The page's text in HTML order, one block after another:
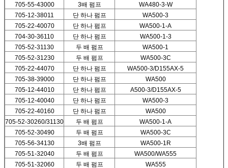
705-55-43000
3배 펌프
WA480-3-W
705-12-38011
단 하나 펌프
WA500-3
705-22-40070
단 하나 펌프
WA500-1-A
704-30-36110
단 하나 펌프
WA500-1-3
705-52-31130
두 배 펌프
WA500-1
705-52-31230
두 배 펌프
WA500-3C
705-22-44070
단 하나 펌프
WA500-3/D155AX-5
705-38-39000
단 하나 펌프
WA500
705-12-44010
단 하나 펌프
A500-3/D155AX-5
705-12-40040
단 하나 펌프
WA500-3
705-22-40160
단 하나 펌프
WA500
705-52-30260/31130
두 배 펌프
WA500-1-A
705-52-30490
두 배 펌프
WA500-3C
705-56-34130
3배 펌프
WA500-1R
705-51-32040
두 배 펌프
WA500/WA555
705-51-32060
두 배 펌프
WA555